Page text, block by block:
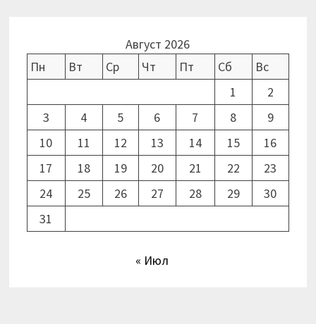
Август 2026
Пн
Вт Ср Чт Пт Сб
Вс
1
2
3
4 5 6 7 8
9
10
11 12 13 14 15
16
17
18 19 20 21 22
23
24
25 26 27 28 29
30
31
« Июл